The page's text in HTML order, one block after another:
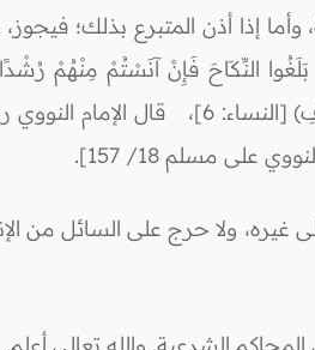
وأما إذا أذن المتبرع بذلك؛
النِّكَاحَ فَإِنْ آنَسْتُمْ مِنْهُمْ رُشْدًا
إِسْرَافًا وَبِدَارًا أَنْ يَكْبَرُوا وَمَنْ كَانَ غَنِيًّا فَلْيَسْتَعْفِفْ وَمَنْ
مسلم 18/ 157].
غيره، ولا حرج على السائل من